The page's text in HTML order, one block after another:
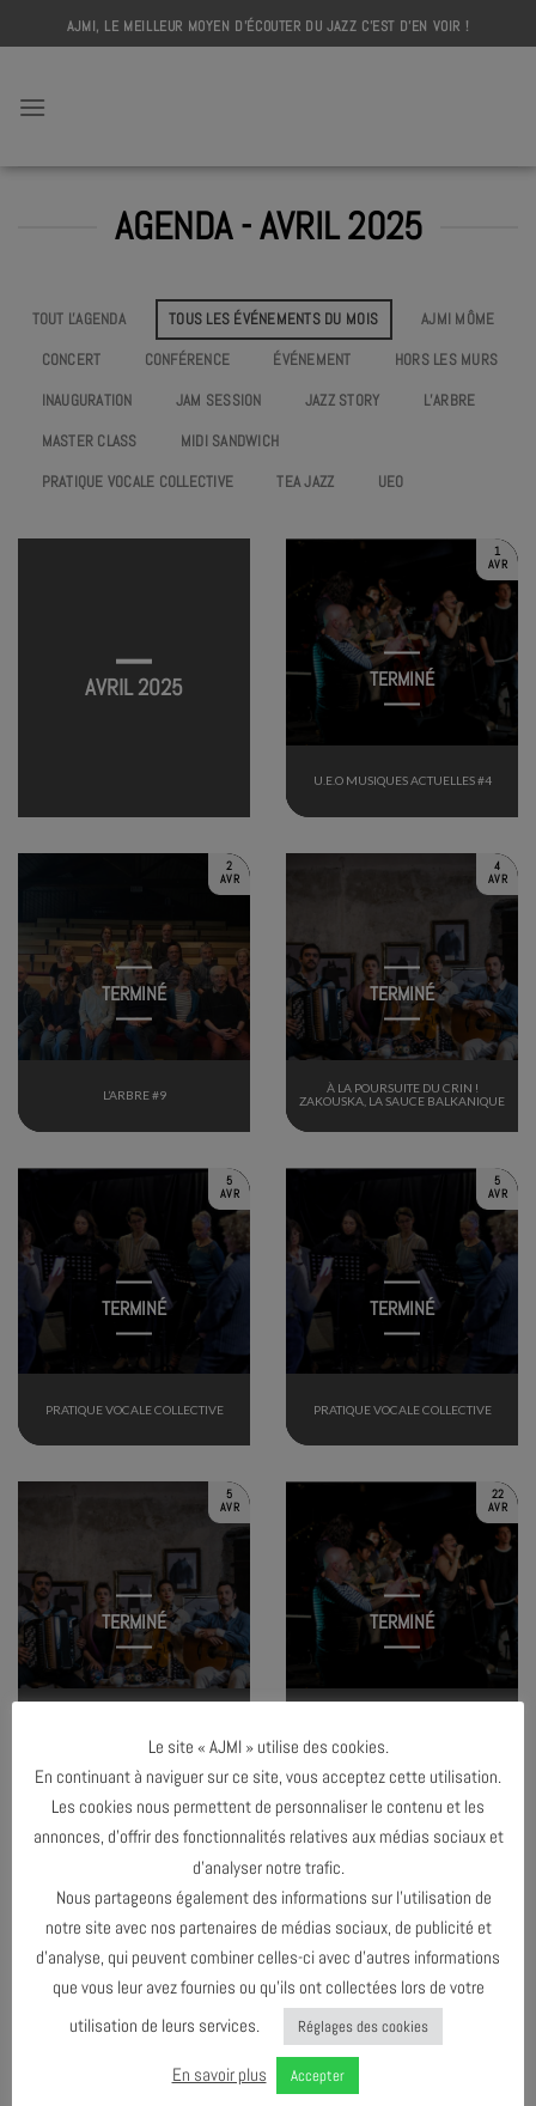
to
AJMI, LE MEILLEUR MOYEN D'ÉCOUTER DU JAZZ C'EST D'EN VOIR !
AGENDA - AVRIL 2025
TOUT L'AGENDA TOUS LES ÉVÉNEMENTS DU MOIS
AJMI MÔME
CONCERT
CONFÉRENCE ÉVÉNEMENT
HORS LES MURS
INAUGURATION
JAM SESSION JAZZ STORY
L’ARBRE
MASTER CLASS
MIDI SANDWICH
PRATIQUE VOCALE COLLECTIVE
TEA JAZZ UEO
AVRIL 2025
1
AVR
U.E.O MUSIQUES ACTUELLES #4
TERMINÉ
2
AVR
L’ARBRE #9
TERMINÉ
4
AVR
À LA POURSUITE DU CRIN !
ZAKOUSKA, LA SAUCE BALKANIQUE
TERMINÉ
5
AVR
PRATIQUE VOCALE COLLECTIVE
TERMINÉ
5
AVR
PRATIQUE VOCALE COLLECTIVE
TERMINÉ
5
AVR
TERMINÉ
22
AVR
TERMINÉ
23
L’ARBRE #10
TERMINÉ TERMINÉ
Le site « AJMI » utilise des cookies.
En continuant à naviguer sur ce site, vous acceptez cette utilisation.
Les cookies nous permettent de personnaliser le contenu et les
annonces, d’offrir des fonctionnalités relatives aux médias sociaux et
d’analyser notre trafic.
Nous partageons également des informations sur l’utilisation de
notre site avec nos partenaires de médias sociaux, de publicité et
d’analyse, qui peuvent combiner celles-ci avec d’autres informations
que vous leur avez fournies ou qu’ils ont collectées lors de votre
utilisation de leurs services.
Réglages des cookies
En savoir plus Accepter